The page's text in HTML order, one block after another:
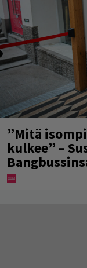
”Mitä
kulkee” –